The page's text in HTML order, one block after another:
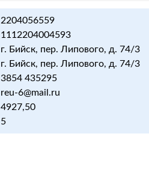
2204056559
1112204004593
г. Бийск, пер. Липового, д. 74/3
г. Бийск, пер. Липового, д. 74/3
3854 435295
reu-6@mail.ru
4927,50
5